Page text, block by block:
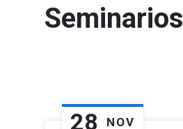
Seminarios
28 NOV